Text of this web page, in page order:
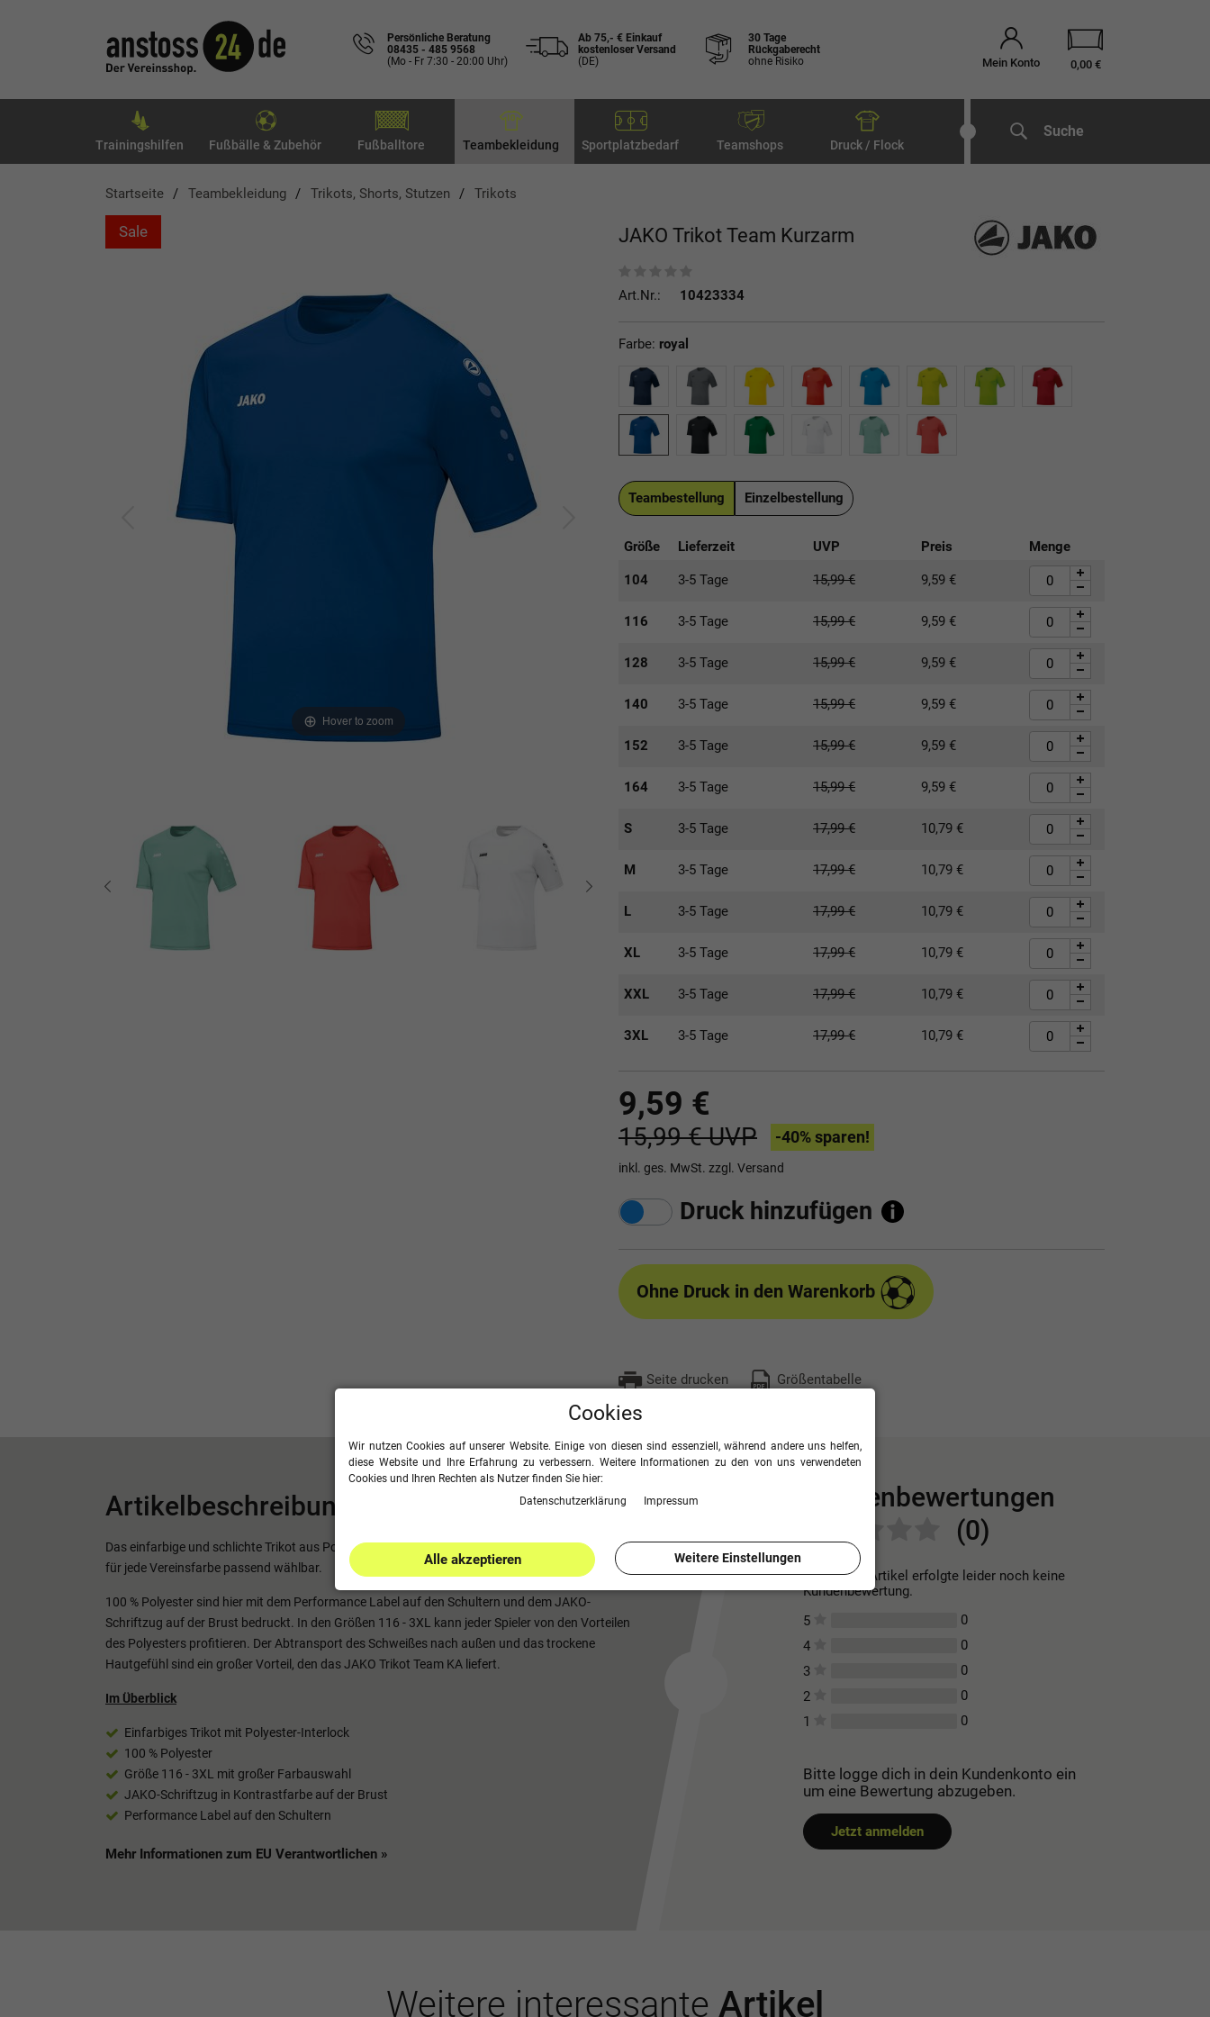
Persönliche Beratung
08435 - 485 9568
(Mo - Fr 7:30 - 20:00 Uhr)
Ab 75,- € Einkauf
kostenloser Versand
(DE)
30 Tage
Rückgaberecht
ohne Risiko
Mein Konto 0,00 €
Trainingshilfen Fußbälle & Zubehör Fußballtore Teambekleidung Sportplatzbedarf Teamshops Druck / Flock
Suche
Startseite Teambekleidung Trikots, Shorts, Stutzen Trikots
Sale
Hover to zoom
JAKO Trikot Team Kurzarm
Art.Nr.: 10423334
Farbe: royal
Teambestellung Einzelbestellung
Größe Lieferzeit UVP Preis Menge
104 3-5 Tage 15,99€ 9,59 €
116 3-5 Tage 15,99€ 9,59 €
128 3-5 Tage 15,99€ 9,59 €
140 3-5 Tage 15,99€ 9,59 €
152 3-5 Tage 15,99€ 9,59 €
164 3-5 Tage 15,99€ 9,59 €
S 3-5 Tage 17,99€ 10,79 €
M 3-5 Tage 17,99€ 10,79 €
L 3-5 Tage 17,99€ 10,79 €
XL 3-5 Tage 17,99€ 10,79 €
XXL 3-5 Tage 17,99€ 10,79 €
3XL 3-5 Tage 17,99€ 10,79 €
9,59 €
15,99 €UVP -40% sparen!
inkl. ges. MwSt. zzgl. Versand
Druck hinzufügen
Ohne Druckin den Warenkorb
Seite drucken Größentabelle
Artikelbeschreibung
Das einfarbige und schlichte Trikot aus Polyester-Interlock ist dank seiner großen Farbauswahl
für jede Vereinsfarbe passend wählbar.
100 % Polyester sind hier mit dem Performance Label auf den Schultern und dem JAKO-
Schriftzug auf der Brust bedruckt. In den Größen 116 - 3XL kann jeder Spieler von den Vorteilen
des Polyesters profitieren. Der Abtransport des Schweißes nach außen und das trockene
Hautgefühl sind ein großer Vorteil, den das JAKO Trikot Team KA liefert.
Im Überblick
Einfarbiges Trikot mit Polyester-Interlock
100 % Polyester
Größe 116 - 3XL mit großer Farbauswahl
JAKO-Schriftzug in Kontrastfarbe auf der Brust
Performance Label auf den Schultern
Mehr Informationen zum EU Verantwortlichen »
Kundenbewertungen
(0)
Für diesen Artikel erfolgte leider noch keine
Kundenbewertung.
5
0
4
0
3
0
2
0
1
0
Bitte logge dich in dein Kundenkonto ein
um eine Bewertung abzugeben.
Jetzt anmelden
Weitere interessante Artikel
Cookies
Wir nutzen Cookies auf unserer Website. Einige von diesen sind essenziell, während andere uns helfen,
diese Website und Ihre Erfahrung zu verbessern. Weitere Informationen zu den von uns verwendeten
Cookies und Ihren Rechten als Nutzer finden Sie hier:
Daten­schutz­erklärung
Impressum
Alle akzeptieren Weitere Einstellungen